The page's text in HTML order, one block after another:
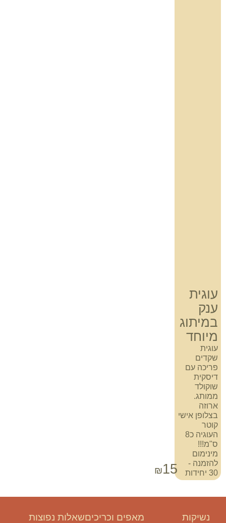
עוגית
ענק
במיתוג
מיוחד
עוגית
שקדים
פריכה עם
דיסקית
שוקולד
ממותג.
ארוזה
בצלופן אישי
קוטר
העוגיה כ8
ס"מ!!!
מינימום
להזמנה -
30 יחידות
₪15
שאלות נפוצות
נשיקות
מאפים וכריכים